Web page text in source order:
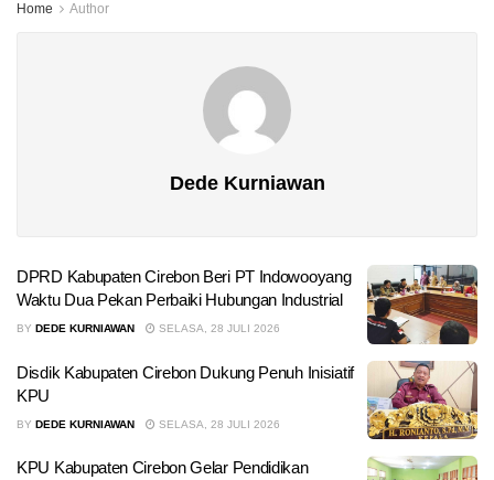
Home Author
Dede Kurniawan
DPRD Kabupaten Cirebon Beri PT Indowooyang
Waktu Dua Pekan Perbaiki Hubungan Industrial
BY DEDE KURNIAWAN SELASA, 28 JULI 2026
Disdik Kabupaten Cirebon Dukung Penuh Inisiatif
KPU
BY DEDE KURNIAWAN SELASA, 28 JULI 2026
KPU Kabupaten Cirebon Gelar Pendidikan